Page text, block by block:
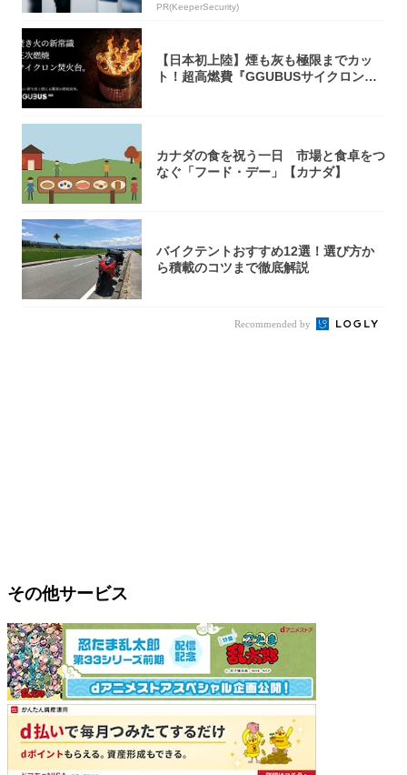
PR(KeeperSecurity)
【日本初上陸】煙も灰も極限までカッ
ト！超高燃費『GGUBUSサイクロン焚
カナダの食を祝う一日 市場と食卓をつ
なぐ「フード・デー」【カナダ】
バイクテントおすすめ12選！選び方か
ら積載のコツまで徹底解説
Recommended by
その他サービス